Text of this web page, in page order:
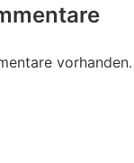
vorhanden.